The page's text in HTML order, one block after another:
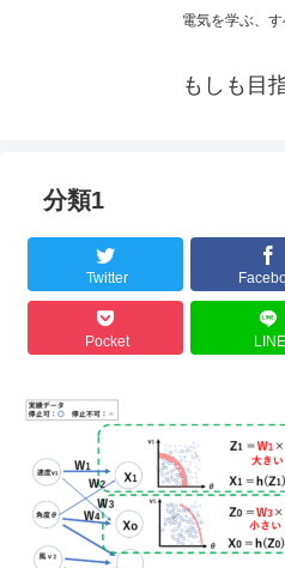
電気を学ぶ、
もしも目
分類1
Twitter
Pocket LINE